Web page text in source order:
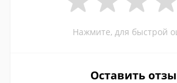
Нажмите, для быстрой
Оставить